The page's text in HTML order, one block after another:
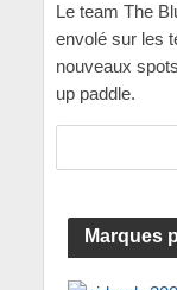
Le team The
envolé sur les
nouveaux
up paddle.
Marques